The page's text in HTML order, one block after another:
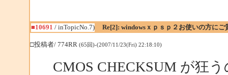
■10691 / inTopicNo.7) Re[2]: windowsｘｐｓｐ２お使いの方にご
□投稿者/ 774RR (65回)-(2007/11/23(Fri) 22:18:10)
CMOS CHECKSUM が狂